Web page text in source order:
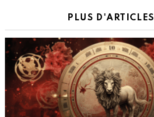
PLUS D'ARTICLES